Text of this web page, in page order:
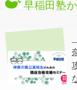
早稲田塾